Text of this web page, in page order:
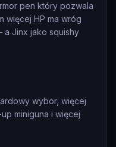
pen który pozwala
więcej HP ma wróg
a Jinx jako squishy
wybor, więcej
miniguna i więcej